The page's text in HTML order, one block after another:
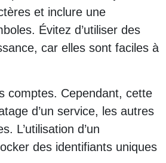
et inclure une
Évitez d’utiliser des
car elles sont faciles à
comptes. Cependant, cette
d’un service, les autres
L’utilisation d’un
des identifiants uniques